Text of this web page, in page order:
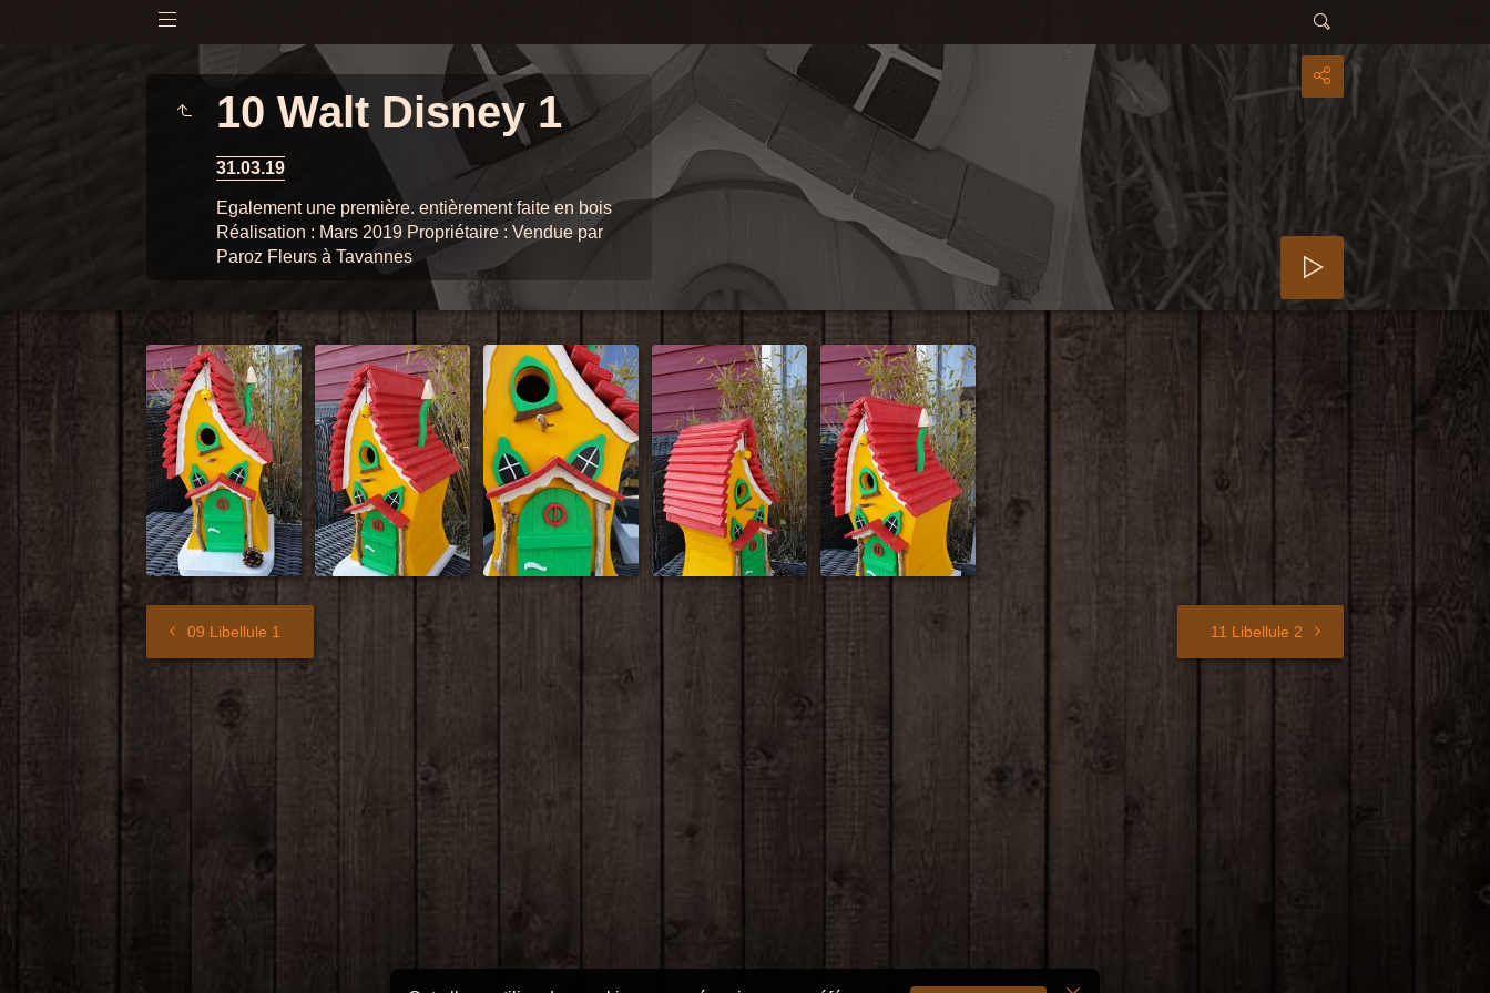
10 Walt Disney 1
31.03.19
Egalement une première. entièrement faite en bois
Réalisation : Mars 2019 Propriétaire : Vendue par
Paroz Fleurs à Tavannes
09 Libellule 1 11 Libellule 2